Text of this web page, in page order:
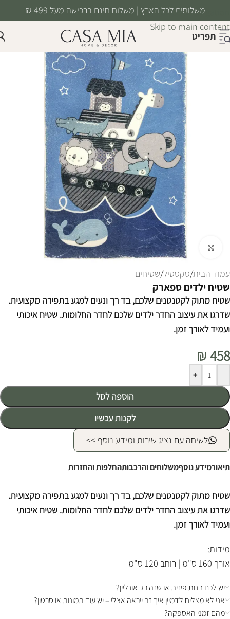
Skip to navigation
Skip to main content
משלוחים לכל הארץ | משלוח חינם ברכישה מעל 499 ₪
תפריט
לחצו להגדלה
עמוד הבית/טקסטיל/שטיחים
שטיח ילדים ספארק
שטיח מתוק לקטנטנים שלכם, בד רך ונעים למגע בתפירה מקצועית.
שדרגו את עיצוב החדר ילדים שלכם לחדר החלומות. שטיח איכותי
ועמיד לאורך זמן.
₪458
-
+
הוספה לסל
לקנות עכשיו
Alternative:
לשיחה עם נציג שירות ומידע נוסף >>
תיאורמידע נוסףמשלוחים והרכבותהחלפות והחזרות
שטיח מתוק לקטנטנים שלכם, בד רך ונעים למגע בתפירה מקצועית.
שדרגו את עיצוב החדר ילדים שלכם לחדר החלומות. שטיח איכותי
ועמיד לאורך זמן.
מידות:
אורך 160 ס"מ | רוחב 120 ס"מ
יש לכם חנות פיזית או שזה רק אונליין?
אני לא מצליח לדמיין איך זה ייראה אצלי – יש עוד תמונות או סרטון?
מהם זמני האספקה?